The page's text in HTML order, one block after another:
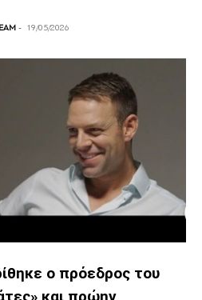
- 19/05/2026
ο πρόεδρος του